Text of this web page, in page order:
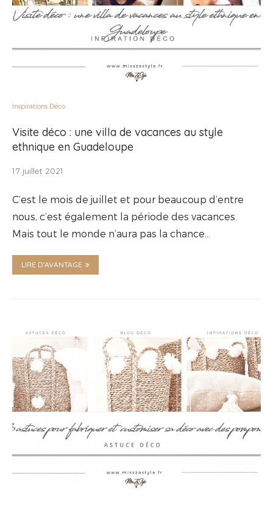
Inspirations Déco
Visite déco : une villa de vacances au style
ethnique en Guadeloupe
17 juillet 2021
C’est le mois de juillet et pour beaucoup d’entre
nous, c’est également la période des vacances.
Mais tout le monde n’aura pas la chance…
LIRE D'AVANTAGE